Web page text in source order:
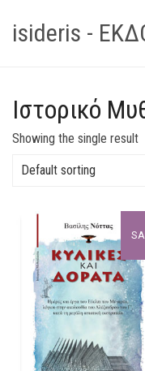
isideris -
Ιστορικό
Showing the single result
Default sorting